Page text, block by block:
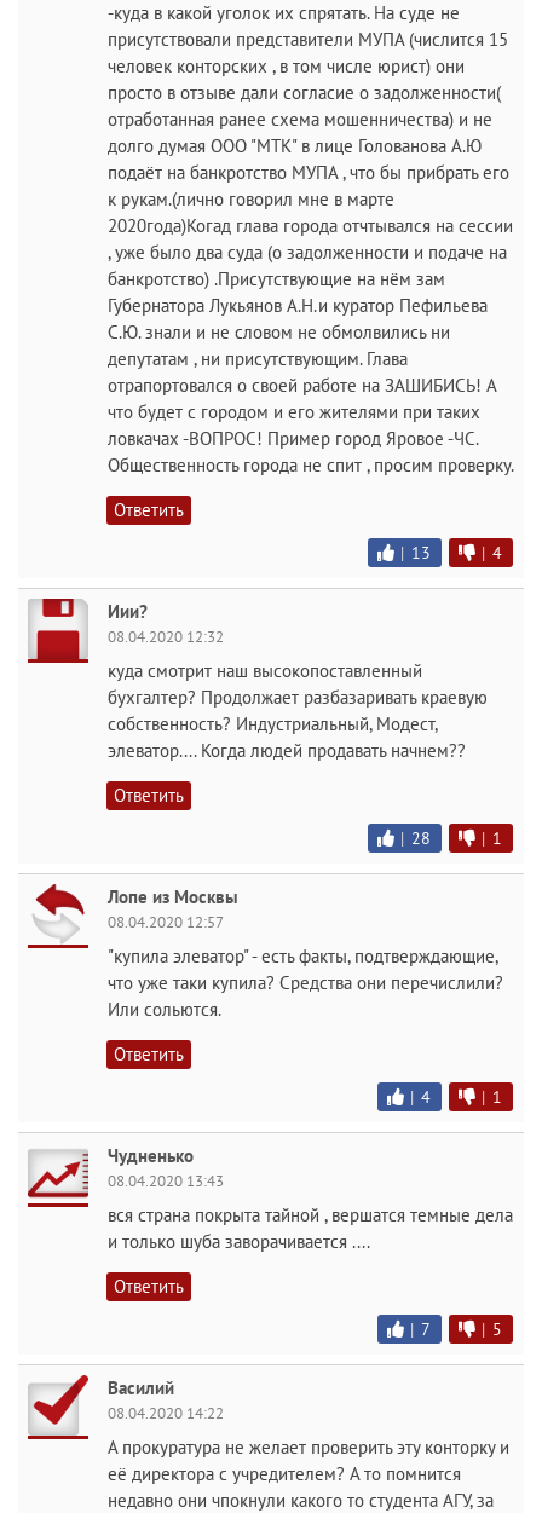
-куда в какой уголок их спрятать. На суде не
присутствовали представители МУПА (числится 15
человек конторских , в том числе юрист) они
просто в отзыве дали согласие о задолженности(
отработанная ранее схема мошенничества) и не
долго думая ООО "МТК" в лице Голованова А.Ю
подаёт на банкротство МУПА , что бы прибрать его
к рукам.(лично говорил мне в марте
2020года)Когад глава города отчтывался на сессии
, уже было два суда (о задолженности и подаче на
банкротство) .Присутствующие на нём зам
Губернатора Лукьянов А.Н.и куратор Пефильева
С.Ю. знали и не словом не обмолвились ни
депутатам , ни присутствующим. Глава
отрапортовался о своей работе на ЗАШИБИСЬ! А
что будет с городом и его жителями при таких
ловкачах -ВОПРОС! Пример город Яровое -ЧС.
Общественность города не спит , просим проверку.
Ответить
| 13 | 4
Иии?
08.04.2020 12:32
куда смотрит наш высокопоставленный
бухгалтер? Продолжает разбазаривать краевую
собственность? Индустриальный, Модест,
элеватор.... Когда людей продавать начнем??
Ответить
| 28 | 1
Лопе из Москвы
08.04.2020 12:57
"купила элеватор" - есть факты, подтверждающие,
что уже таки купила? Средства они перечислили?
Или сольются.
Ответить
| 4 | 1
Чудненько
08.04.2020 13:43
вся страна покрыта тайной , вершатся темные дела
и только шуба заворачивается ....
Ответить
| 7 | 5
Василий
08.04.2020 14:22
А прокуратура не желает проверить эту конторку и
её директора с учредителем? А то помнится
недавно они чпокнули какого то студента АГУ, за